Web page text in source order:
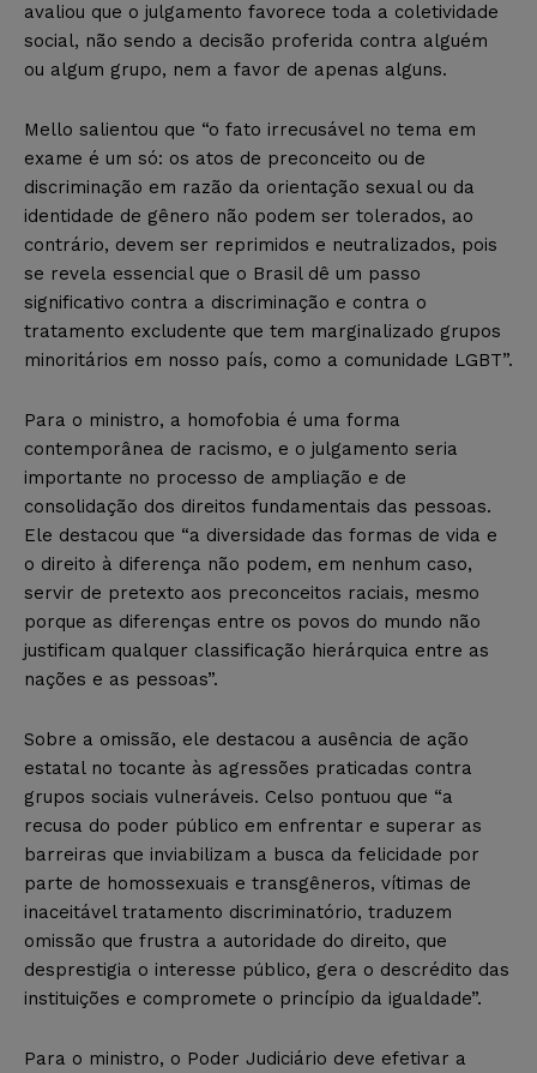
avaliou que o julgamento favorece toda a coletividade
social, não sendo a decisão proferida contra alguém
ou algum grupo, nem a favor de apenas alguns.
Mello salientou que “o fato irrecusável no tema em
exame é um só: os atos de preconceito ou de
discriminação em razão da orientação sexual ou da
identidade de gênero não podem ser tolerados, ao
contrário, devem ser reprimidos e neutralizados, pois
se revela essencial que o Brasil dê um passo
significativo contra a discriminação e contra o
tratamento excludente que tem marginalizado grupos
minoritários em nosso país, como a comunidade LGBT”.
Para o ministro, a homofobia é uma forma
contemporânea de racismo, e o julgamento seria
importante no processo de ampliação e de
consolidação dos direitos fundamentais das pessoas.
Ele destacou que “a diversidade das formas de vida e
o direito à diferença não podem, em nenhum caso,
servir de pretexto aos preconceitos raciais, mesmo
porque as diferenças entre os povos do mundo não
justificam qualquer classificação hierárquica entre as
nações e as pessoas”.
Sobre a omissão, ele destacou a ausência de ação
estatal no tocante às agressões praticadas contra
grupos sociais vulneráveis. Celso pontuou que “a
recusa do poder público em enfrentar e superar as
barreiras que inviabilizam a busca da felicidade por
parte de homossexuais e transgêneros, vítimas de
inaceitável tratamento discriminatório, traduzem
omissão que frustra a autoridade do direito, que
desprestigia o interesse público, gera o descrédito das
instituições e compromete o princípio da igualdade”.
Para o ministro, o Poder Judiciário deve efetivar a